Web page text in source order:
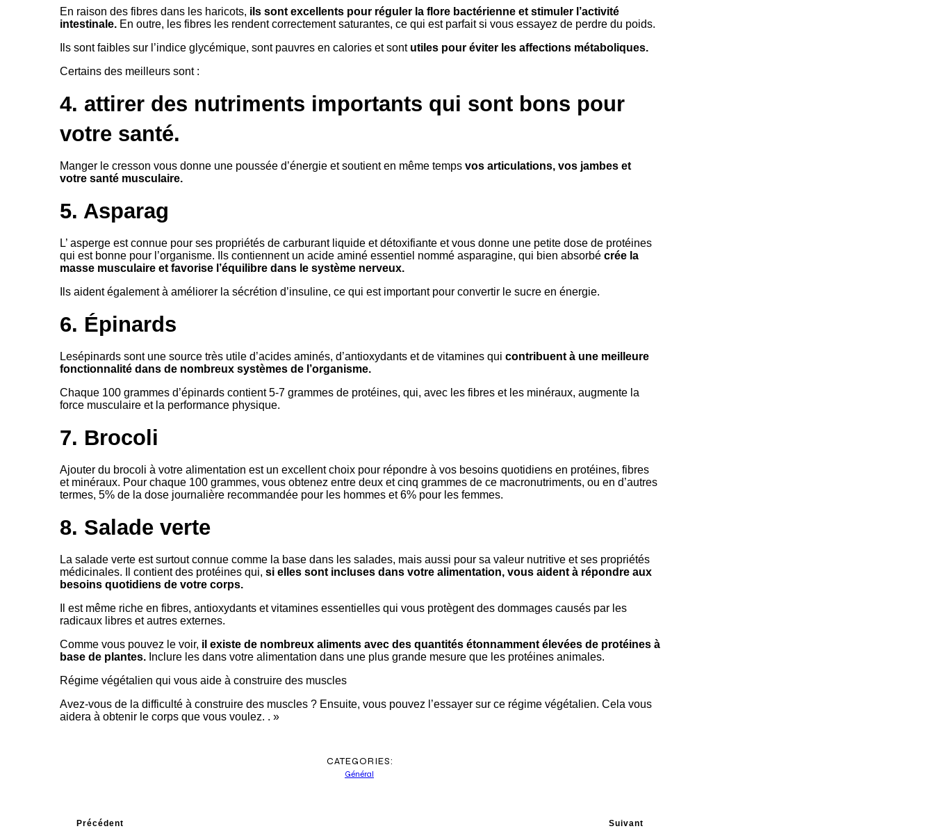
En raison des fibres dans les haricots, ils sont excellents pour réguler la flore bactérienne et stimuler l’activité
intestinale. En outre, les fibres les rendent correctement saturantes, ce qui est parfait si vous essayez de perdre du poids.
Ils sont faibles sur l’indice glycémique, sont pauvres en calories et sont utiles pour éviter les affections métaboliques.
Certains des meilleurs sont :
4. attirer des nutriments importants qui sont bons pour
votre santé.
Manger le cresson vous donne une poussée d’énergie et soutient en même temps vos articulations, vos jambes et
votre santé musculaire.
5. Asparag
L’ asperge est connue pour ses propriétés de carburant liquide et détoxifiante et vous donne une petite dose de protéines
qui est bonne pour l’organisme. Ils contiennent un acide aminé essentiel nommé asparagine, qui bien absorbé crée la
masse musculaire et favorise l’équilibre dans le système nerveux.
Ils aident également à améliorer la sécrétion d’insuline, ce qui est important pour convertir le sucre en énergie.
6. Épinards
Lesépinards sont une source très utile d’acides aminés, d’antioxydants et de vitamines qui contribuent à une meilleure
fonctionnalité dans de nombreux systèmes de l’organisme.
Chaque 100 grammes d’épinards contient 5-7 grammes de protéines, qui, avec les fibres et les minéraux, augmente la
force musculaire et la performance physique.
7. Brocoli
Ajouter du brocoli à votre alimentation est un excellent choix pour répondre à vos besoins quotidiens en protéines, fibres
et minéraux. Pour chaque 100 grammes, vous obtenez entre deux et cinq grammes de ce macronutriments, ou en d’autres
termes, 5% de la dose journalière recommandée pour les hommes et 6% pour les femmes.
8. Salade verte
La salade verte est surtout connue comme la base dans les salades, mais aussi pour sa valeur nutritive et ses propriétés
médicinales. Il contient des protéines qui, si elles sont incluses dans votre alimentation, vous aident à répondre aux
besoins quotidiens de votre corps.
Il est même riche en fibres, antioxydants et vitamines essentielles qui vous protègent des dommages causés par les
radicaux libres et autres externes.
Comme vous pouvez le voir, il existe de nombreux aliments avec des quantités étonnamment élevées de protéines à
base de plantes. Inclure les dans votre alimentation dans une plus grande mesure que les protéines animales.
Régime végétalien qui vous aide à construire des muscles
Avez-vous de la difficulté à construire des muscles ? Ensuite, vous pouvez l’essayer sur ce régime végétalien. Cela vous
aidera à obtenir le corps que vous voulez. . »
CATEGORIES:
Général
Précédent Suivant